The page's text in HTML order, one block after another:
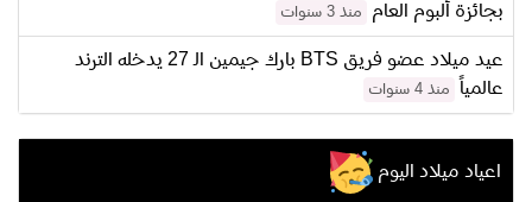
بجائزة ألبوم العام
منذ 3 سنوات
عيد ميلاد عضو فريق BTS بارك جيمين الـ 27 يدخله الترند
عالمياً
منذ 4 سنوات
اعياد ميلاد اليوم